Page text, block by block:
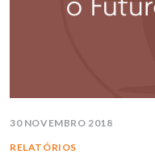
30 NOVEMBRO 2018
RELATÓRIOS